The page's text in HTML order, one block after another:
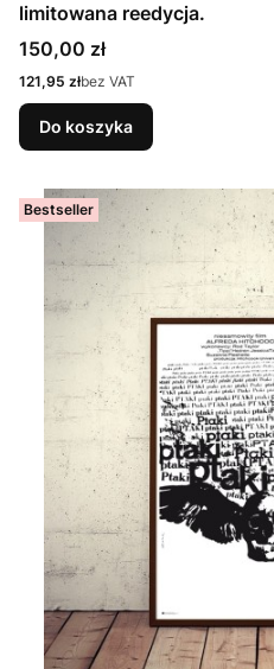
limitowana reedycja.
Cena
150,00 zł
Cena
121,95 złbez VAT
Do koszyka
Bestseller